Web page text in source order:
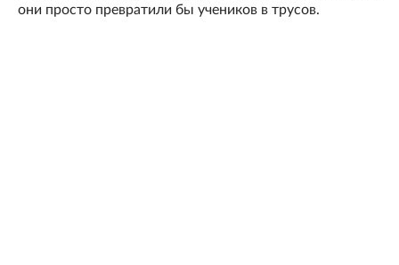
они просто превратили бы учеников в трусов.